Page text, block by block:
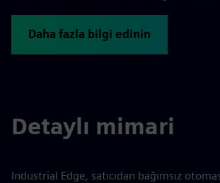
Daha fazla bilgi edinin
Detaylı mimari
Industrial Edge, satıcıdan bağımsız